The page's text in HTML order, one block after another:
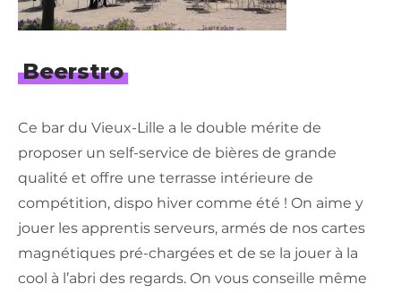
Beerstro
Ce bar du Vieux-Lille a le double mérite de
proposer un self-service de bières de grande
qualité et offre une terrasse intérieure de
compétition, dispo hiver comme été ! On aime y
jouer les apprentis serveurs, armés de nos cartes
magnétiques pré-chargées et de se la jouer à la
cool à l’abri des regards. On vous conseille même